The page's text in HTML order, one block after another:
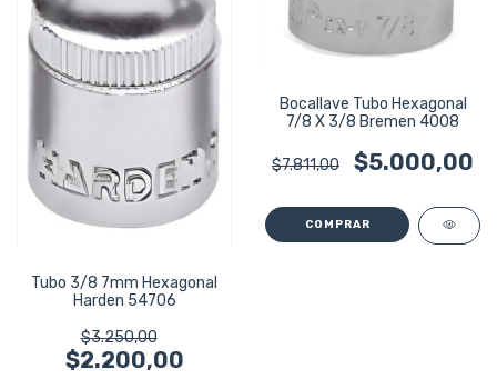
Tubo 3/8 7mm Hexagonal
Harden 54706
$3.250,00
$2.200,00
Bocallave Tubo Hexagonal
7/8 X 3/8 Bremen 4008
$7.811,00 $5.000,00